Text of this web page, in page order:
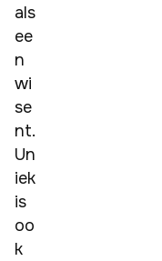
als
ee
n
wi
se
nt.
Un
iek
is
oo
k